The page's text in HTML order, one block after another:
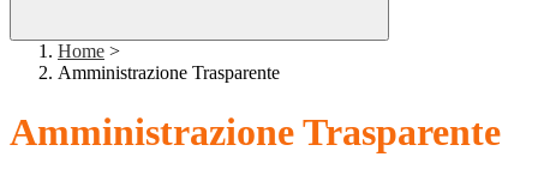
Home >
Amministrazione Trasparente
Amministrazione Trasparente